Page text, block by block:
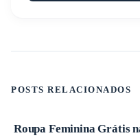
POSTS RELACIONADOS
Promoções
Roupa Feminina Grátis